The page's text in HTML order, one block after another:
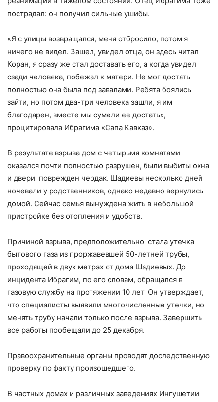
пострадал: он получил сильные ушибы.
«Я с улицы возвращался, меня отбросило, потом я
ничего не видел. Зашел, увидел отца, он здесь читал
Коран, я сразу же стал доставать его, а когда увидел
сзади человека, побежал к матери. Не мог достать —
полностью она была под завалами. Ребята боялись
зайти, но потом два-три человека зашли, я им
благодарен, вместе мы сумели ее достать», —
процитировала Ибрагима «Сапа Кавказ».
В результате взрыва дом с четырьмя комнатами
оказался почти полностью разрушен, были выбиты окна
и двери, поврежден чердак. Шадиевы несколько дней
ночевали у родственников, однако недавно вернулись
домой. Сейчас семья вынуждена жить в небольшой
пристройке без отопления и удобств.
Причиной взрыва, предположительно, стала утечка
бытового газа из проржавевшей 50-летней трубы,
проходящей в двух метрах от дома Шадиевых. До
инцидента Ибрагим, по его словам, обращался в
газовую службу на протяжении 10 лет. Он утверждает,
что специалисты выявили многочисленные утечки, но
менять трубу начали только после взрыва. Завершить
все работы пообещали до 25 декабря.
Правоохранительные органы проводят доследственную
проверку по факту произошедшего.
В частных домах и различных заведениях Ингушетии